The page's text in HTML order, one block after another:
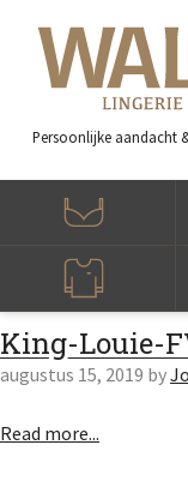
Persoonlijke aandacht
King-Louie-
augustus 15, 2019 by
Read more...